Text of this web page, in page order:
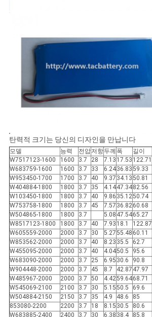
탄력적 크기는 당신의 디자인을 만납니다
모델 능력 전압저항두께 폭
길이
W7517123-1600
1600 3.7 28 7.13 17.53 122.71
W683759-1600
1600 3.7 33 6.2436.8359.33
W953450-1700
1700 3.7 40 9.37 34.1350.81
W404884-1800
1800 3.7 35 4.1447.3482.56
W103450-1800
1800 3.7 40 9.86 35.1250.74
W753758-1800
1800 3.7 45 7.57 36.8260.68
W504865-1800
1800 3.7 5.08 47.5465.27
W8517123-1800
1800 3.7 40 7.93 18.1
122.87
W605559-2000
2000 3.7 30 5.2755.48 60.11
W853562-2000
2000 3.7 40 8.23 35.5
62.7
W455095-2000
2000 3.7 40 4.0450.5
95.6
W683090-2000
2000 3.7 25 6.95 30.6
90.8
W904448-2000
2000 3.7 45 8.7 42.87 47.97
W485967-2000
2000 3.7 50 4.4259.6468.71
W545069-2100
2100 3.7 30 5.1550.5
69.6
W504884-2150
2150 3.7 35 4.9 48.6
85
853080-2200
2200 3.7 18 8.15 30.5
80.6
W683885-2400
2400 3.7 30 6.38 38.4
85.8